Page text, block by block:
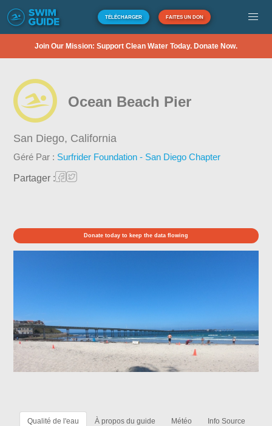
TÉLÉCHARGER FAITES UN DON
Join Our Mission: Support Clean Water Today. Donate Now.
Ocean Beach Pier
San Diego, California
Géré Par : Surfrider Foundation - San Diego Chapter
Partager :
Donate today to keep the data flowing
Qualité de l'eau À propos du guide Météo Info Source